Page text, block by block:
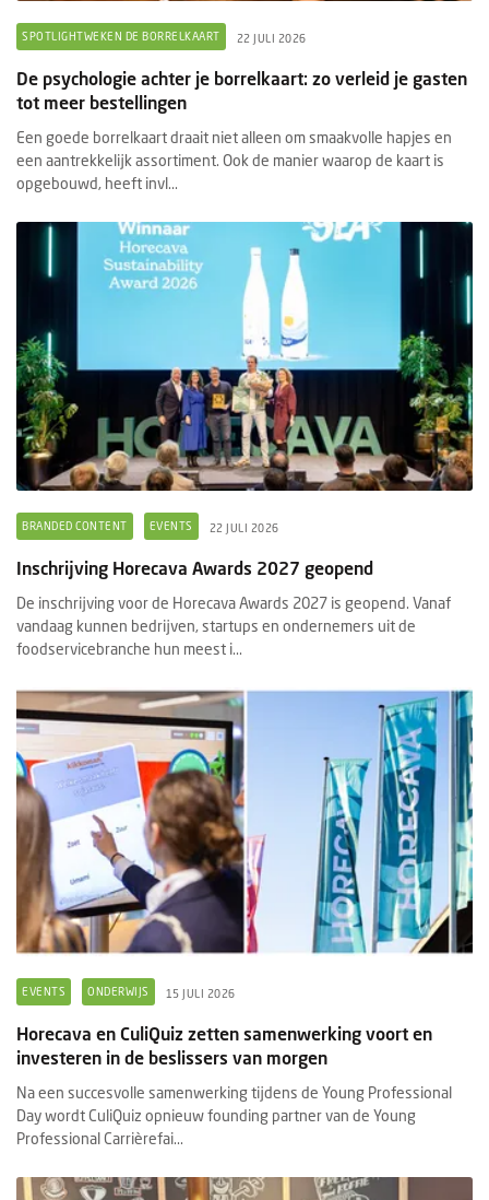
SPOTLIGHTWEKEN DE BORRELKAART 22 JULI 2026
De psychologie achter je borrelkaart: zo verleid je gasten
tot meer bestellingen
Een goede borrelkaart draait niet alleen om smaakvolle hapjes en
een aantrekkelijk assortiment. Ook de manier waarop de kaart is
opgebouwd, heeft invl...
BRANDED CONTENT EVENTS 22 JULI 2026
Inschrijving Horecava Awards 2027 geopend
De inschrijving voor de Horecava Awards 2027 is geopend. Vanaf
vandaag kunnen bedrijven, startups en ondernemers uit de
foodservicebranche hun meest i...
EVENTS ONDERWIJS 15 JULI 2026
Horecava en CuliQuiz zetten samenwerking voort en
investeren in de beslissers van morgen
Na een succesvolle samenwerking tijdens de Young Professional
Day wordt CuliQuiz opnieuw founding partner van de Young
Professional Carrièrefai...